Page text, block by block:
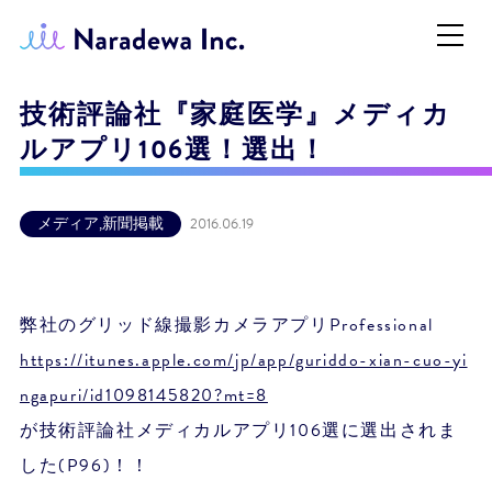
技術評論社『家庭医学』メディカ
ルアプリ106選！選出！
メディア,新聞掲載 2016.06.19
弊社のグリッド線撮影カメラアプリProfessional
https://itunes.apple.com/jp/app/guriddo-xian-cuo-yi
ngapuri/id1098145820?mt=8
が技術評論社メディカルアプリ106選に選出されま
した(P96)！！